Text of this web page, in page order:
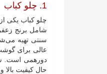
1. چلو کباب
چلو کباب یکی
شامل برنج
سنتی تهیه
عالی برای
دورهمی است.
حال کیفیت